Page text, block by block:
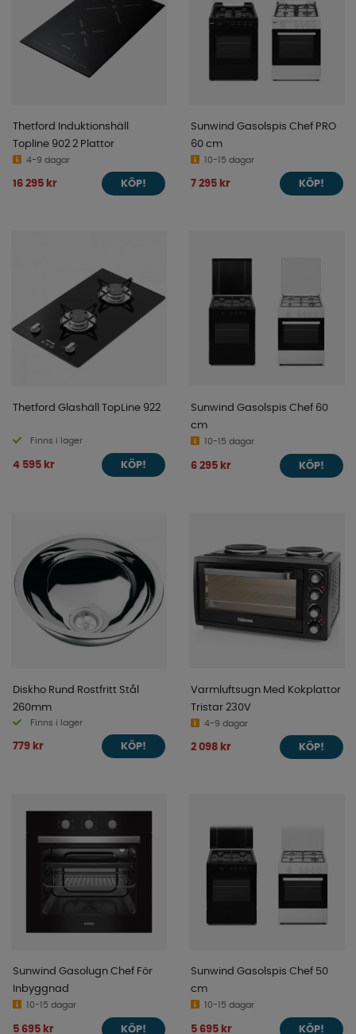
Thetford Induktionshäll
Topline 902 2 Plattor
4-9 dagar
16 295 kr KÖP!
Sunwind Gasolspis Chef PRO
60 cm
10-15 dagar
7 295 kr KÖP!
Thetford Glashäll TopLine 922
Finns i lager
4 595 kr KÖP!
Sunwind Gasolspis Chef 60
cm
10-15 dagar
6 295 kr KÖP!
Diskho Rund Rostfritt Stål
260mm
Finns i lager
779 kr KÖP!
Varmluftsugn Med Kokplattor
Tristar 230V
4-9 dagar
2 098 kr KÖP!
Sunwind Gasolugn Chef För
Inbyggnad
10-15 dagar
5 695 kr KÖP!
Sunwind Gasolspis Chef 50
cm
10-15 dagar
5 695 kr KÖP!